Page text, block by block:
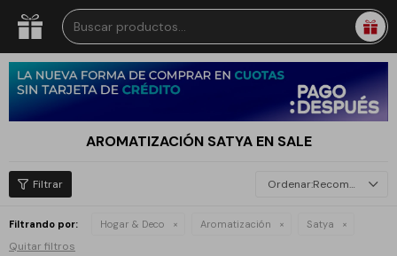
AROMATIZACIÓN SATYA EN SALE
Recomendados
Filtrando por: Hogar & Deco Aromatización Satya
Quitar filtros